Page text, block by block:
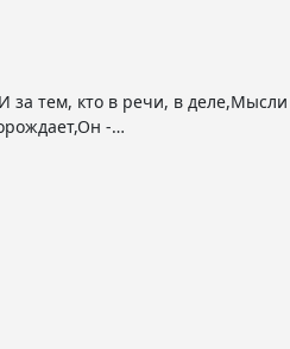
-…